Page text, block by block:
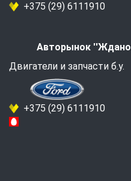
+375 (29) 6111910
Авторынок
Двигатели и запчасти б.у.
+375 (29) 6111910